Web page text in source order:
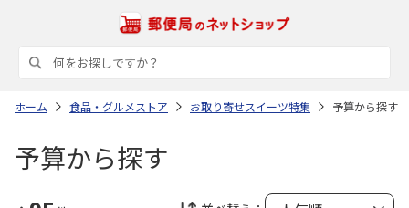
ホーム 食品・グルメストア お取り寄せスイーツ特集 予算から探す
予算から探す